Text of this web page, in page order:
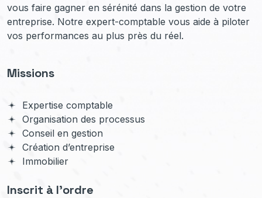
vous faire gagner en sérénité dans la gestion de votre
entreprise. Notre expert-comptable vous aide à piloter
vos performances au plus près du réel.
Missions
Expertise comptable
Organisation des processus
Conseil en gestion
Création d’entreprise
Immobilier
Inscrit à l'ordre